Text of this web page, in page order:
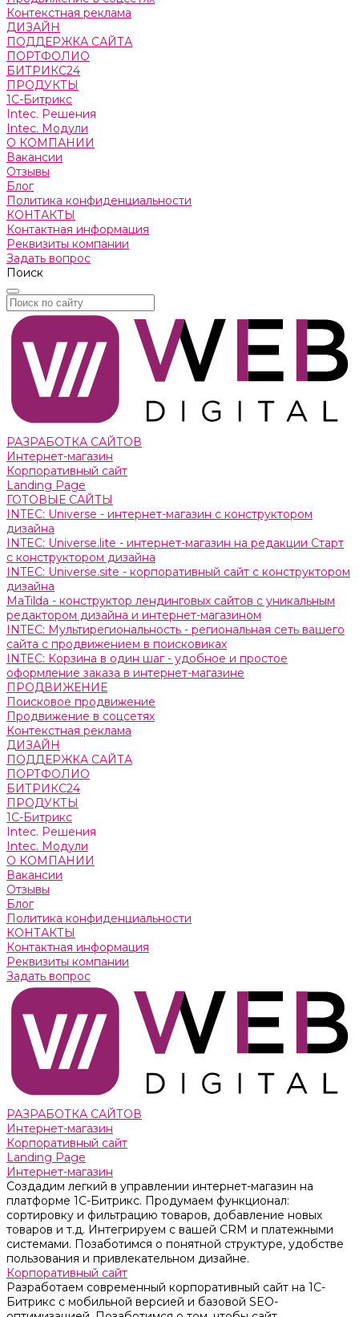
Контекстная реклама
ДИЗАЙН
ПОДДЕРЖКА САЙТА
ПОРТФОЛИО
БИТРИКС24
ПРОДУКТЫ
1С-Битрикс
Intec. Решения
Intec. Модули
О КОМПАНИИ
Вакансии
Отзывы
Блог
Политика конфиденциальности
КОНТАКТЫ
Контактная информация
Реквизиты компании
Задать вопрос
Поиск
РАЗРАБОТКА САЙТОВ
Интернет-магазин
Корпоративный сайт
Landing Page
ГОТОВЫЕ САЙТЫ
INTEC: Universe - интернет-магазин с конструктором
дизайна
INTEC: Universe.lite - интернет-магазин на редакции Старт
с конструктором дизайна
INTEC: Universe.site - корпоративный сайт с конструктором
дизайна
MaTilda - конструктор лендинговых сайтов с уникальным
редактором дизайна и интернет-магазином
INTEC: Мультирегиональность - региональная сеть вашего
сайта с продвижением в поисковиках
INTEC: Корзина в один шаг - удобное и простое
оформление заказа в интернет-магазине
ПРОДВИЖЕНИЕ
Поисковое продвижение
Продвижение в соцсетях
Контекстная реклама
ДИЗАЙН
ПОДДЕРЖКА САЙТА
ПОРТФОЛИО
БИТРИКС24
ПРОДУКТЫ
1С-Битрикс
Intec. Решения
Intec. Модули
О КОМПАНИИ
Вакансии
Отзывы
Блог
Политика конфиденциальности
КОНТАКТЫ
Контактная информация
Реквизиты компании
Задать вопрос
РАЗРАБОТКА САЙТОВ
Интернет-магазин
Корпоративный сайт
Landing Page
Интернет-магазин
Создадим легкий в управлении интернет-магазин на
платформе 1С-Битрикс. Продумаем функционал:
сортировку и фильтрацию товаров, добавление новых
товаров и т.д. Интегрируем с вашей CRM и платежными
системами. Позаботимся о понятной структуре, удобстве
пользования и привлекательном дизайне.
Корпоративный сайт
Разработаем современный корпоративный сайт на 1С-
Битрикс с мобильной версией и базовой SEO-